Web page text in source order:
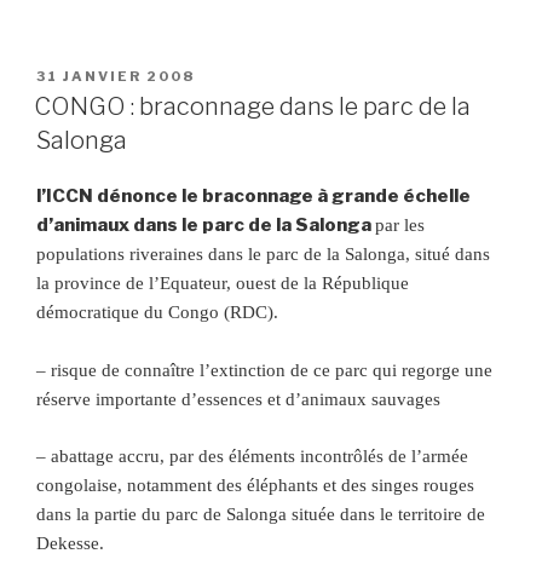
PUBLIÉ
LE
31 JANVIER 2008
CONGO : braconnage dans le parc de la
Salonga
l’ICCN dénonce le braconnage à grande échelle
d’animaux dans le parc de la Salongapar les
populations riveraines dans le parc de la Salonga, situé dans
la province de l’Equateur, ouest de la République
démocratique du Congo (RDC).
– risque de connaître l’extinction de ce parc qui regorge une
réserve importante d’essences et d’animaux sauvages
– abattage accru, par des éléments incontrôlés de l’armée
congolaise, notamment des éléphants et des singes rouges
dans la partie du parc de Salonga située dans le territoire de
Dekesse.